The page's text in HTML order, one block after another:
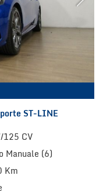
ST-LINE
125 CV
Manuale (6)
Km